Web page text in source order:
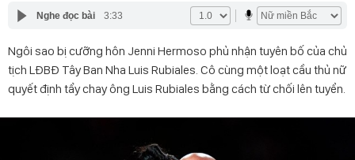
Nghe đọc bài 3:33
Ngôi sao bị cưỡng hôn Jenni Hermoso phủ nhận tuyên bố của chủ
tịch LĐBĐ Tây Ban Nha Luis Rubiales. Cô cùng một loạt cầu thủ nữ
quyết định tẩy chay ông Luis Rubiales bằng cách từ chối lên tuyển.